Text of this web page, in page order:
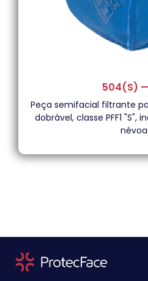
504(S) —
Peça semifacial filtrante
dobrável, classe PFF1 "S",